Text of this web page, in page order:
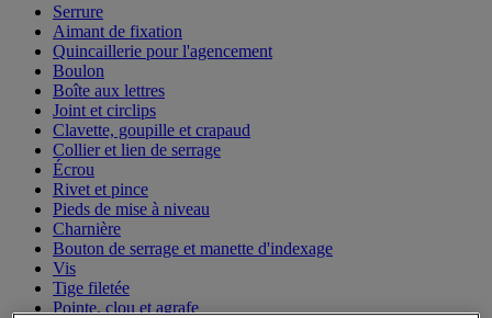
Serrure
Aimant de fixation
Quincaillerie pour l'agencement
Boulon
Boîte aux lettres
Joint et circlips
Clavette, goupille et crapaud
Collier et lien de serrage
Écrou
Rivet et pince
Pieds de mise à niveau
Charnière
Bouton de serrage et manette d'indexage
Vis
Tige filetée
Pointe, clou et agrafe